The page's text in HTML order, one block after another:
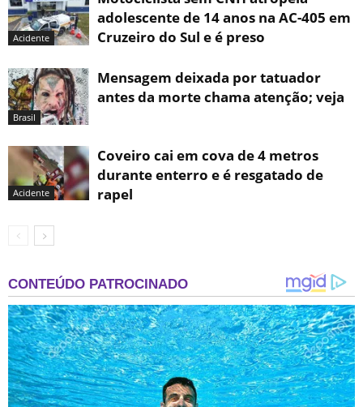
Acidente
adolescente de 14 anos na AC-405 em
Cruzeiro do Sul e é preso
Brasil
Mensagem deixada por tatuador
antes da morte chama atenção; veja
Acidente
Coveiro cai em cova de 4 metros
durante enterro e é resgatado de
rapel